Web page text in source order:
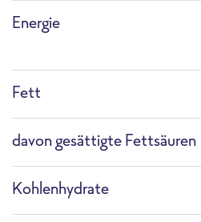
Energie
Fett
davon gesättigte Fettsäuren
Kohlenhydrate
Pfanne
Profi-Mikrowelle Combi-
F1286G Rote Bete-
üse